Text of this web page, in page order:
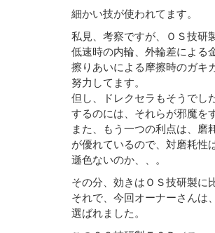
細かい技が使われてます。
私見、考察ですが、ＯＳ技研
低速時の内輪、外輪差による
擦りあいによる摩擦時のガキ
努力してます。
但し、ドレクセラもそうでし
するのには、それらが邪魔を
また、もう一つの利点は、磨
が優れているので、対磨耗性
遜色ないのか、、。
その分、効きはＯＳ技研製に
それで、今回オーナーさんは
選ばれました。